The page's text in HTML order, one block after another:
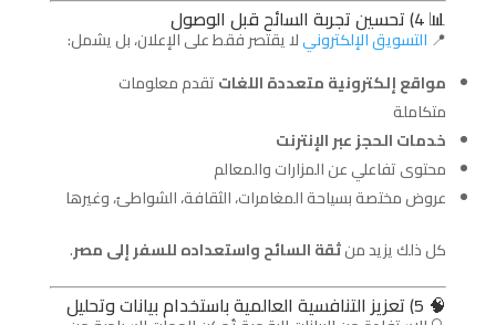
📊 4) تحسين تجربة السائح قبل الوصول
📍 التسويق الإلكترونيلا يقتصر فقط على الإعلان، بل يشمل:
مواقع إلكترونية متعددة اللغاتتقدم معلومات
متكاملة
خدمات الحجز عبر الإنترنت
محتوى تفاعلي عن المزارات والمعالم
عروض مختصة بسياحة المغامرات، الثقافة، الشواطئ، وغيرها
كل ذلك يزيد منثقة السائح واستعداده للسفر إلى مصر.
🧠 5) تعزيز التنافسية العالمية باستخدام بيانات وتحليل